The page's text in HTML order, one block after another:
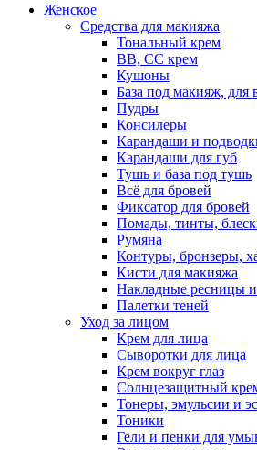
Женское
Средства для макияжа
Тональный крем
BB, CC крем
Кушоны
База под макияж, для
Пудры
Консилеры
Карандаши и
Карандаши для губ
Тушь и база под тушь
Всё для бровей
Фиксатор для бровей
Помады, тинты,
Румяна
Контуры, бронзеры,
Кисти для макияжа
Накладные ресницы
Палетки теней
Уход за лицом
Крем для лица
Сыворотки для лица
Крем вокруг глаз
Солнцезащитный
Тонеры, эмульсии и
Тоники
Гели и пенки для